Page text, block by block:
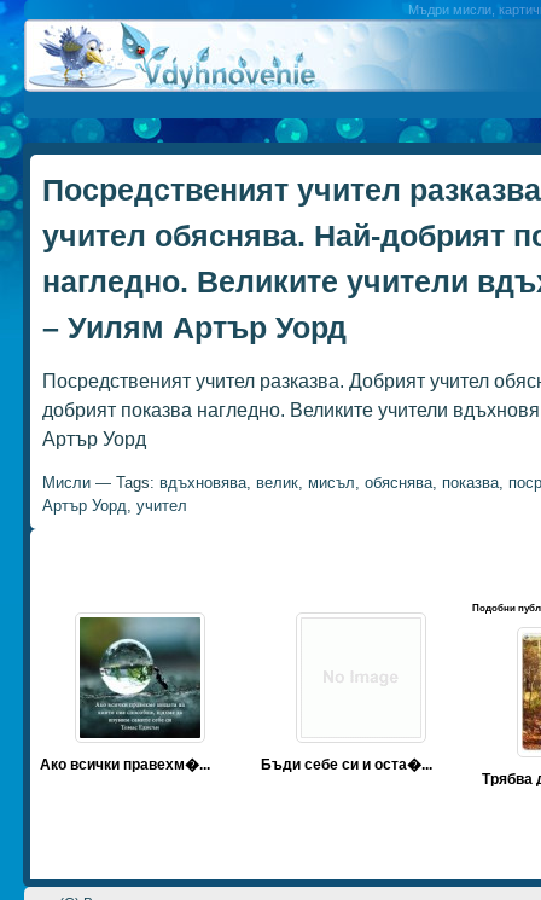
Мъдри мисли,
Посредственият учител
учител обяснява. Най-добрият
нагледно. Великите учители
– Уилям Артър Уорд
Посредственият учител разказва. Добрият учител
добрият показва нагледно. Великите учители
Артър Уорд
Мисли— Tags: вдъхновява, велик, мисъл, обяснява, показва,
Артър Уорд, учител
Подобни
Ако всички правехм�...
Бъди себе си и оста�...
Трябва